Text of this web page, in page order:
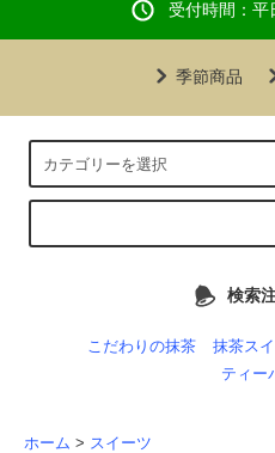
受付時間：平
季節商品
検索
こだわりの抹茶 抹茶ス
ティー
ホーム > スイーツ